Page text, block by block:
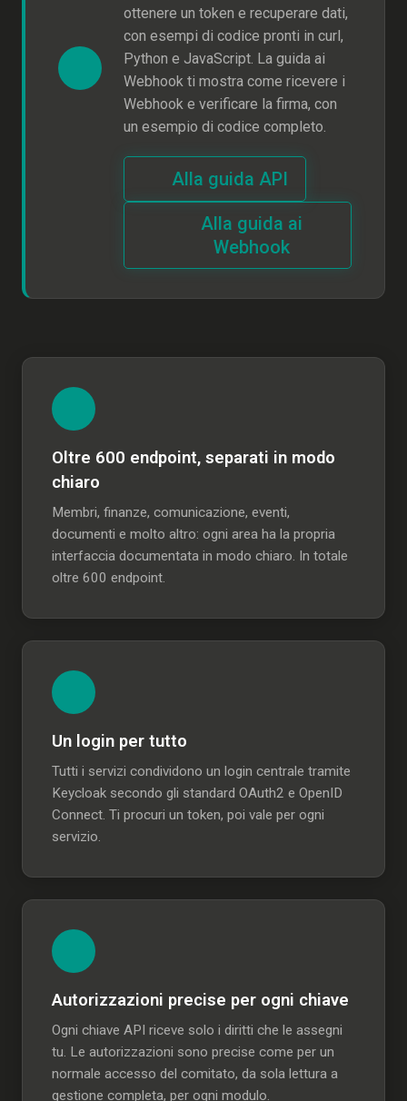
ottenere un token e recuperare dati,
con esempi di codice pronti in curl,
Python e JavaScript. La guida ai
Webhook ti mostra come ricevere i
Webhook e verificare la firma, con
un esempio di codice completo.
Alla guida API
Alla guida ai
Webhook
Oltre 600 endpoint, separati in modo
chiaro
Membri, finanze, comunicazione, eventi,
documenti e molto altro: ogni area ha la propria
interfaccia documentata in modo chiaro. In totale
oltre 600 endpoint.
Un login per tutto
Tutti i servizi condividono un login centrale tramite
Keycloak secondo gli standard OAuth2 e OpenID
Connect. Ti procuri un token, poi vale per ogni
servizio.
Autorizzazioni precise per ogni chiave
Ogni chiave API riceve solo i diritti che le assegni
tu. Le autorizzazioni sono precise come per un
normale accesso del comitato, da sola lettura a
gestione completa, per ogni modulo.